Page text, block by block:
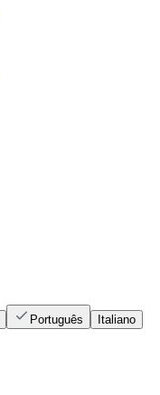
Português
Italiano